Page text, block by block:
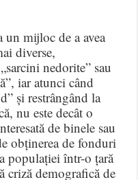
un mijloc de a avea
diverse,
nedorite” sau
iar atunci când
și restrângând la
nu este decât o
de binele sau
obținerea de fonduri
populației într-o țară
criză demografică de